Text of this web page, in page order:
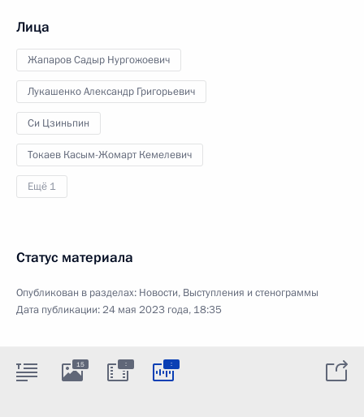
Лица
Жапаров Садыр Нургожоевич
Лукашенко Александр Григорьевич
Си Цзиньпин
Токаев Касым-Жомарт Кемелевич
Ещё 1
Статус материала
Опубликован в разделах: Новости, Выступления и стенограммы
Дата публикации:24 мая 2023 года, 18:35
15 : :